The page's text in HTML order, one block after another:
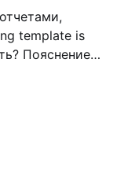
template is
к